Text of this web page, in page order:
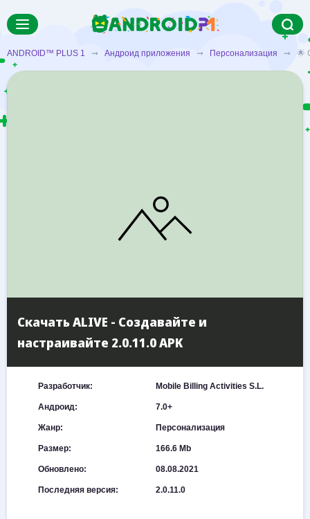
ANDROID™ PLUS 1 ➞ Андроид приложения ➞ Персонализация ➞ 🌟
Скачать ALIVE - Создавайте и
настраивайте 2.0.11.0 APK
Разработчик: Mobile Billing Activities S.L.
Андроид: 7.0+
Жанр: Персонализация
Размер: 166.6 Mb
Обновлено: 08.08.2021
Последняя версия: 2.0.11.0